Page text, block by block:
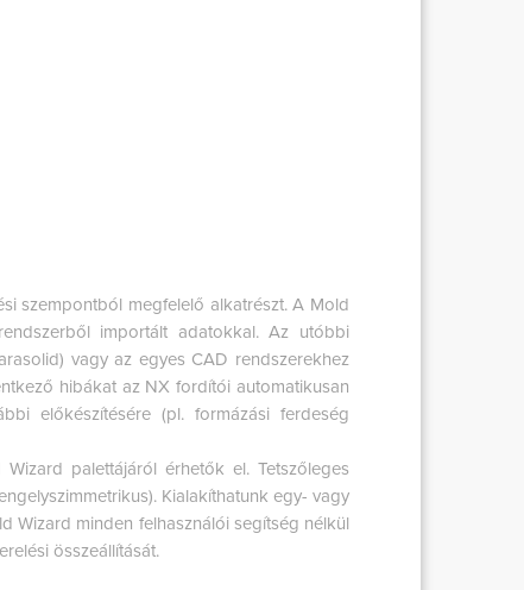
szempontból megfelelő alkatrészt. A Mold
importált adatokkal. Az utóbbi
vagy az egyes CAD rendszerekhez
hibákat az NX fordítói automatikusan
előkészítésére (pl. formázási ferdeség
palettájáról érhetők el. Tetszőleges
Kialakíthatunk egy- vagy
Wizard minden felhasználói segítség nélkül
összeállítását.